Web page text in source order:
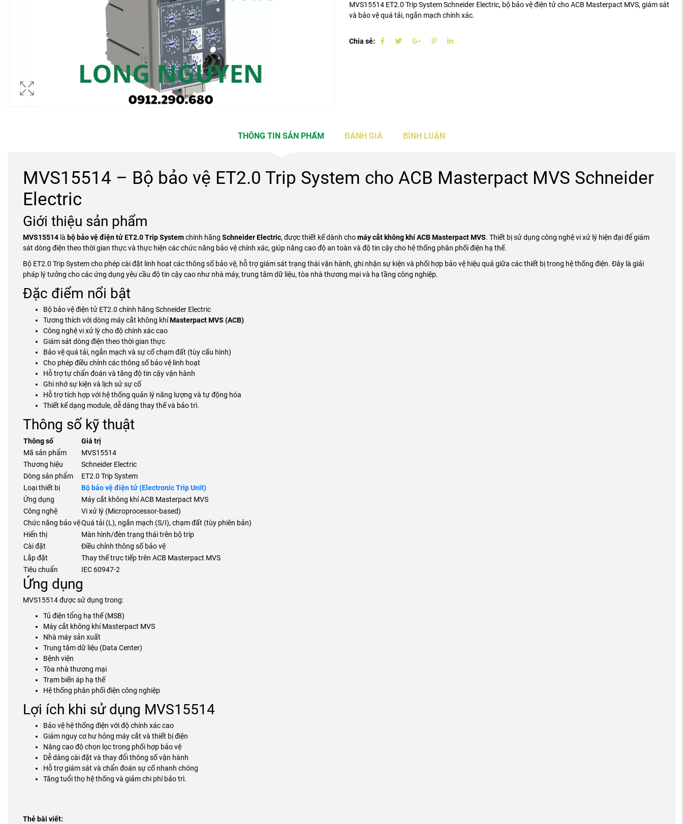
MVS15514 ET2.0 Trip System Schneider Electric, bộ bảo vệ điện tử cho ACB Masterpact MVS, giám sát
và bảo vệ quá tải, ngắn mạch chính xác.
Chia sẻ:
THÔNG TIN SẢN PHẨM ĐÁNH GIÁ BÌNH LUẬN
MVS15514 – Bộ bảo vệ ET2.0 Trip System cho ACB Masterpact MVS Schneider
Electric
Giới thiệu sản phẩm
MVS15514 là bộ bảo vệ điện tử ET2.0 Trip Systemchính hãng Schneider Electric, được thiết kế dành chomáy cắt không khí ACB Masterpact MVS. Thiết bị sử dụng công nghệ vi xử lý hiện đại để giám
sát dòng điện theo thời gian thực và thực hiện các chức năng bảo vệ chính xác, giúp nâng cao độ an toàn và độ tin cậy cho hệ thống phân phối điện hạ thế.
Bộ ET2.0 Trip System cho phép cài đặt linh hoạt các thông số bảo vệ, hỗ trợ giám sát trạng thái vận hành, ghi nhận sự kiện và phối hợp bảo vệ hiệu quả giữa các thiết bị trong hệ thống điện. Đây là giải
pháp lý tưởng cho các ứng dụng yêu cầu độ tin cậy cao như nhà máy, trung tâm dữ liệu, tòa nhà thương mại và hạ tầng công nghiệp.
Đặc điểm nổi bật
Bộ bảo vệ điện tử ET2.0 chính hãng Schneider Electric
Tương thích với dòng máy cắt không khíMasterpact MVS (ACB)
Công nghệ vi xử lý cho độ chính xác cao
Giám sát dòng điện theo thời gian thực
Bảo vệ quá tải, ngắn mạch và sự cố chạm đất (tùy cấu hình)
Cho phép điều chỉnh các thông số bảo vệ linh hoạt
Hỗ trợ tự chẩn đoán và tăng độ tin cậy vận hành
Ghi nhớ sự kiện và lịch sử sự cố
Hỗ trợ tích hợp với hệ thống quản lý năng lượng và tự động hóa
Thiết kế dạng module, dễ dàng thay thế và bảo trì.
Thông số kỹ thuật
Thông số
Giá trị
Mã sản phẩm
MVS15514
Thương hiệu
Schneider Electric
Dòng sản phẩm
ET2.0 Trip System
Loại thiết bị
Bộ bảo vệ điện tử (Electronic Trip Unit)
Ứng dụng
Máy cắt không khí ACB Masterpact MVS
Công nghệ
Vi xử lý (Microprocessor-based)
Chức năng bảo vệQuá tải (L), ngắn mạch (S/I), chạm đất (tùy phiên bản)
Hiển thị
Màn hình/đèn trạng thái trên bộ trip
Cài đặt
Điều chỉnh thông số bảo vệ
Lắp đặt
Thay thế trực tiếp trên ACB Masterpact MVS
Tiêu chuẩn
IEC 60947-2
Ứng dụng
MVS15514 được sử dụng trong:
Tủ điện tổng hạ thế (MSB)
Máy cắt không khí Masterpact MVS
Nhà máy sản xuất
Trung tâm dữ liệu (Data Center)
Bệnh viện
Tòa nhà thương mại
Trạm biến áp hạ thế
Hệ thống phân phối điện công nghiệp
Lợi ích khi sử dụng MVS15514
Bảo vệ hệ thống điện với độ chính xác cao
Giảm nguy cơ hư hỏng máy cắt và thiết bị điện
Nâng cao độ chọn lọc trong phối hợp bảo vệ
Dễ dàng cài đặt và thay đổi thông số vận hành
Hỗ trợ giám sát và chẩn đoán sự cố nhanh chóng
Tăng tuổi thọ hệ thống và giảm chi phí bảo trì.
Thẻ bài viết: